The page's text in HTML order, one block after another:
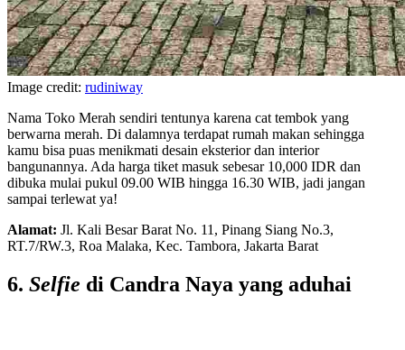
Image credit: rudiniway
Nama Toko Merah sendiri tentunya karena cat tembok yang
berwarna merah. Di dalamnya terdapat rumah makan sehingga
kamu bisa puas menikmati desain eksterior dan interior
bangunannya. Ada harga tiket masuk sebesar 10,000 IDR dan
dibuka mulai pukul 09.00 WIB hingga 16.30 WIB, jadi jangan
sampai terlewat ya!
Alamat: Jl. Kali Besar Barat No. 11, Pinang Siang No.3,
RT.7/RW.3, Roa Malaka, Kec. Tambora, Jakarta Barat
6. Selfie di Candra Naya yang aduhai